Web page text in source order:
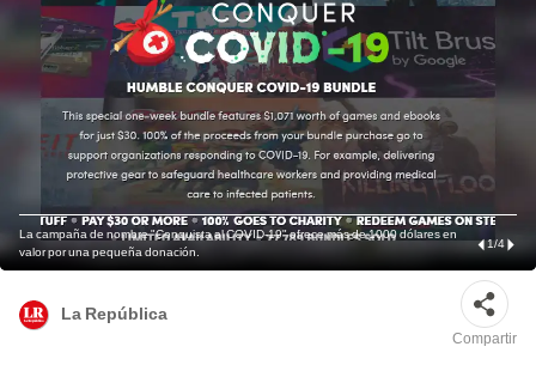
La campaña de nombre "Conquista al COVID-19" ofrece más de 1000 dólares en
valor por una pequeña donación.
1/4
La República
Compartir